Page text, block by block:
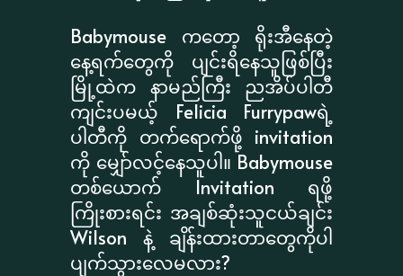
Babymouse ကတော့ ရိုးအီနေတဲ့
နေ့ရက်တွေကို ပျင်းရိနေသူဖြစ်ပြီး
မြို့ထဲက နာမည်ကြီး ညအိပ်ပါတီ
ကျင်းပမယ့် Felicia Furrypawရဲ့
ပါတီကို တက်ရောက်ဖို့ invitation
ကို မျှော်လင့်နေသူပါ။ Babymouse
တစ်ယောက် Invitation ရဖို့
ကြိုးစားရင်း အချစ်ဆုံးသူငယ်ချင်း
Wilson နဲ့ ချိန်းထားတာတွေကိုပါ
ပျက်သွားလေမလား?